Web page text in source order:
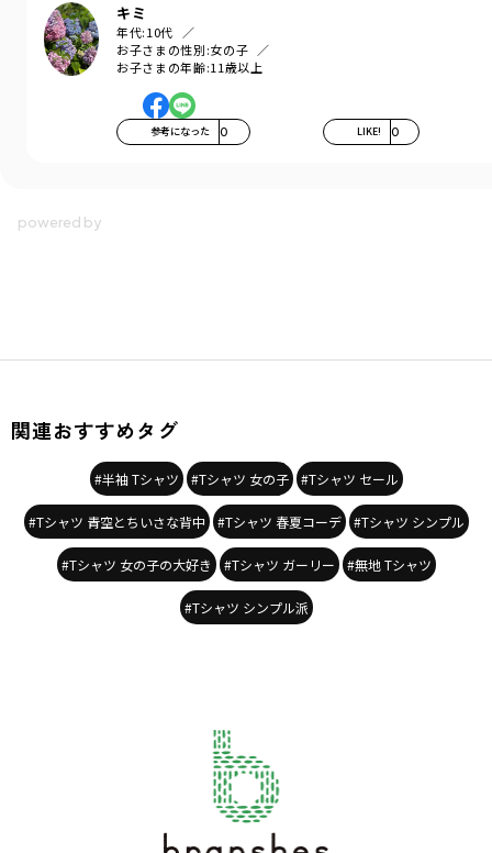
キミ
年代:10代
お子さまの性別:女の子
お子さまの年齢:11歳以上
参考になった 0 LIKE! 0
関連おすすめタグ
#半袖 Tシャツ #Tシャツ 女の子 #Tシャツ セール
#Tシャツ 青空とちいさな背中 #Tシャツ 春夏コーデ #Tシャツ シンプル
#Tシャツ 女の子の大好き #Tシャツ ガーリー #無地 Tシャツ
#Tシャツ シンプル派